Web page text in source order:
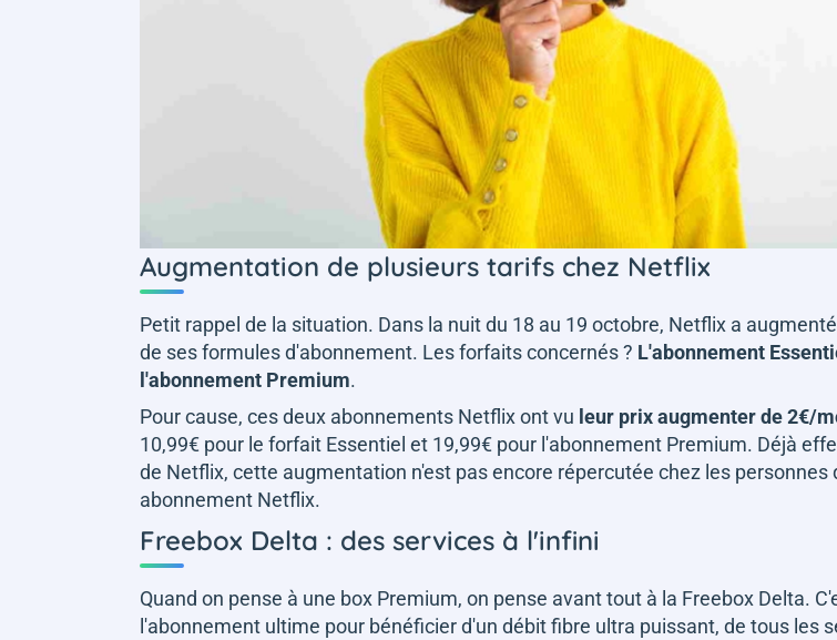
Augmentation de plusieurs tarifs chez Netflix
Petit rappel de la situation. Dans la nuit du 18 au 19 octobre, Netflix a
de ses formules d'abonnement. Les forfaits concernés ? L'abonnement
l'abonnement Premium.
Pour cause, ces deux abonnements Netflix ont vu leur prix augmenter de 2€/
10,99€ pour le forfait Essentiel et 19,99€ pour l'abonnement Premium. Déjà
de Netflix, cette augmentation n'est pas encore répercutée chez les personnes
abonnement Netflix.
Freebox Delta : des services à l'infini
Quand on pense à une box Premium, on pense avant tout à la Freebox Delta.
l'abonnement ultime pour bénéficier d'un débit fibre ultra puissant, de tous les